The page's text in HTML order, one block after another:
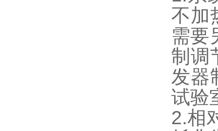
不加
需要
制调
发器
试验
2.相